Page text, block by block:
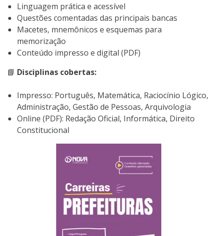
Linguagem prática e acessível
Questões comentadas das principais bancas
Macetes, mnemônicos e esquemas para
memorização
Conteúdo impresso e digital (PDF)
📘 Disciplinas cobertas:
Impresso: Português, Matemática, Raciocínio Lógico,
Administração, Gestão de Pessoas, Arquivologia
Online (PDF): Redação Oficial, Informática, Direito
Constitucional